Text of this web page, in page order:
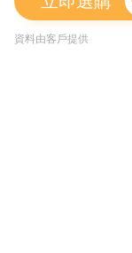
資料由客戶提供